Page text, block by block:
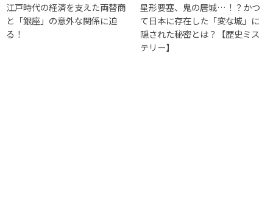
江戸時代の経済を支えた両替商
と「銀座」の意外な関係に迫
る！
星形要塞、鬼の居城…！？かつ
て日本に存在した「変な城」に
隠された秘密とは？【歴史ミス
テリー】